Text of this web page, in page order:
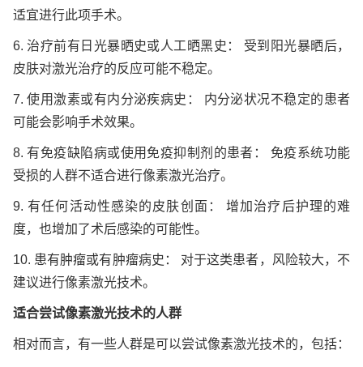
适宜进行此项手术。
6. 治疗前有日光暴晒史或人工晒黑史： 受到阳光暴晒后，
皮肤对激光治疗的反应可能不稳定。
7. 使用激素或有内分泌疾病史： 内分泌状况不稳定的患者
可能会影响手术效果。
8. 有免疫缺陷病或使用免疫抑制剂的患者： 免疫系统功能
受损的人群不适合进行像素激光治疗。
9. 有任何活动性感染的皮肤创面： 增加治疗后护理的难
度，也增加了术后感染的可能性。
10. 患有肿瘤或有肿瘤病史： 对于这类患者，风险较大，不
建议进行像素激光技术。
适合尝试像素激光技术的人群
相对而言，有一些人群是可以尝试像素激光技术的，包括：